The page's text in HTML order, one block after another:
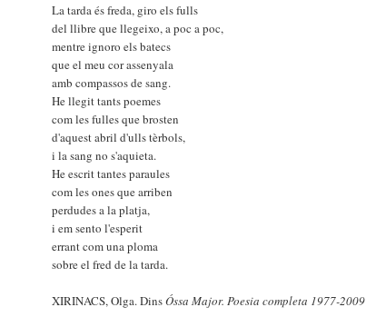
La tarda és freda, giro els fulls
del llibre que llegeixo, a poc a poc,
mentre ignoro els batecs
que el meu cor assenyala
amb compassos de sang.
He llegit tants poemes
com les fulles que brosten
d'aquest abril d'ulls tèrbols,
i la sang no s'aquieta.
He escrit tantes paraules
com les ones que arriben
perdudes a la platja,
i em sento l'esperit
errant com una ploma
sobre el fred de la tarda.
XIRINACS, Olga. DinsÓssa Major. Poesia completa 1977-2009